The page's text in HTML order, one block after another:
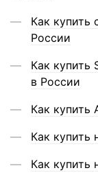
Как
России
Как купить
в России
Как купить
Как купить
Как купить